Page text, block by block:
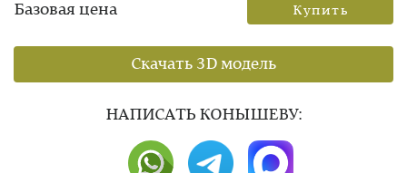
Базовая цена Купить
Скачать 3D модель
НAПИСАТЬ КОНЫШЕВУ: